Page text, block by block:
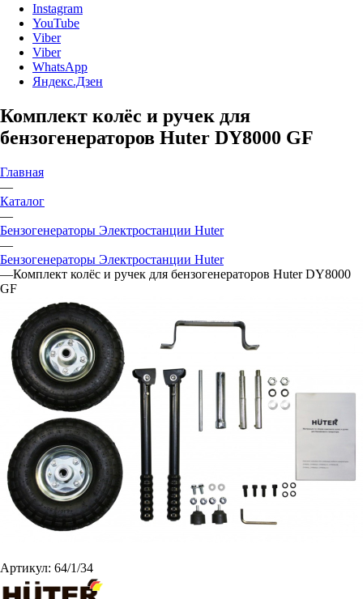
Instagram
YouTube
Viber
Viber
WhatsApp
Яндекс.Дзен
Комплект колёс и ручек для
бензогенераторов Huter DY8000 GF
Главная
—
Каталог
—
Бензогенераторы Электростанции Huter
—
Бензогенераторы Электростанции Huter
—Комплект колёс и ручек для бензогенераторов Huter DY8000
GF
Артикул: 64/1/34